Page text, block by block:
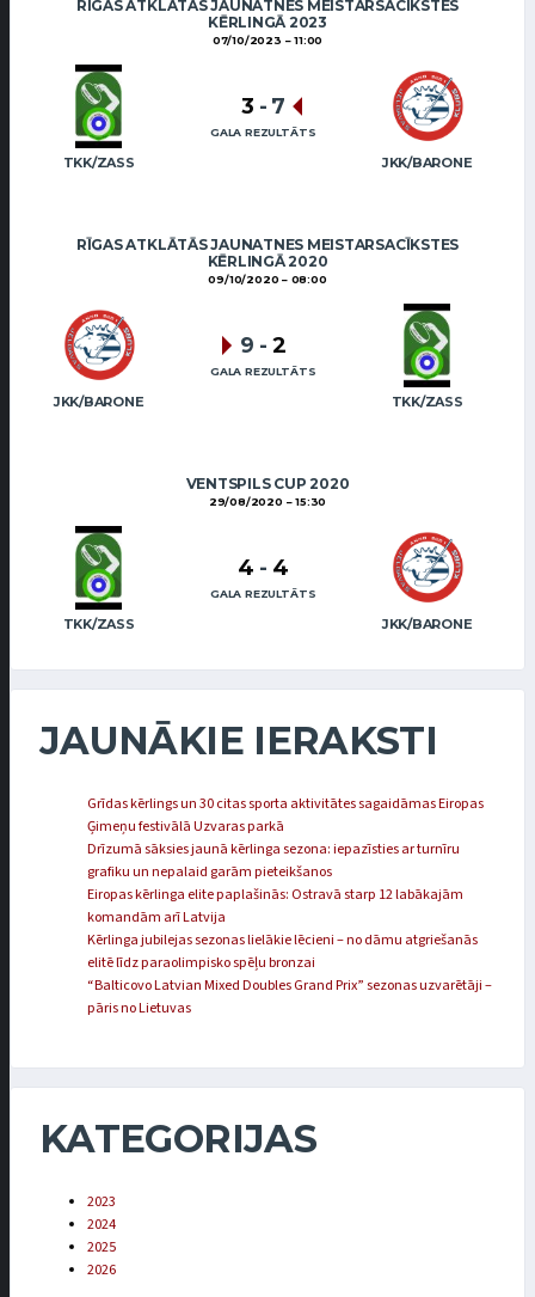
RĪGAS ATKLĀTĀS JAUNATNES MEISTARSACĪKSTES
KĒRLINGĀ 2023
07/10/2023 11:00
TKK/ZASS JKK/BARONE
3 - 7
GALA REZULTĀTS
RĪGAS ATKLĀTĀS JAUNATNES MEISTARSACĪKSTES
KĒRLINGĀ 2020
09/10/2020 08:00
JKK/BARONE TKK/ZASS
9 - 2
GALA REZULTĀTS
VENTSPILS CUP 2020
29/08/2020 15:30
TKK/ZASS JKK/BARONE
4 - 4
GALA REZULTĀTS
JAUNĀKIE IERAKSTI
Grīdas kērlings un 30 citas sporta aktivitātes sagaidāmas Eiropas
Ģimeņu festivālā Uzvaras parkā
Drīzumā sāksies jaunā kērlinga sezona: iepazīsties ar turnīru
grafiku un nepalaid garām pieteikšanos
Eiropas kērlinga elite paplašinās: Ostravā starp 12 labākajām
komandām arī Latvija
Kērlinga jubilejas sezonas lielākie lēcieni – no dāmu atgriešanās
elitē līdz paraolimpisko spēļu bronzai
“Balticovo Latvian Mixed Doubles Grand Prix” sezonas uzvarētāji –
pāris no Lietuvas
KATEGORIJAS
2023
2024
2025
2026